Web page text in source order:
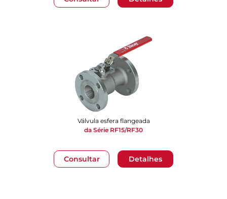
Consultar Detalhes
Válvula esfera flangeada
da Série RF15/RF30